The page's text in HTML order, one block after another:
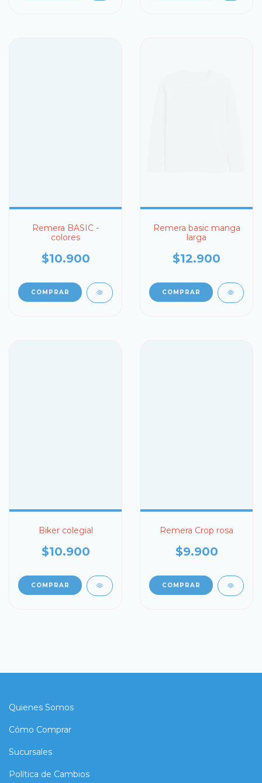
Remera BASIC -
colores
$10.900
COMPRAR
Remera basic manga
larga
$12.900
COMPRAR
Biker colegial
$10.900
COMPRAR
Remera Crop rosa
$9.900
COMPRAR
Quienes Somos
Cómo Comprar
Sucursales
Política de Cambios